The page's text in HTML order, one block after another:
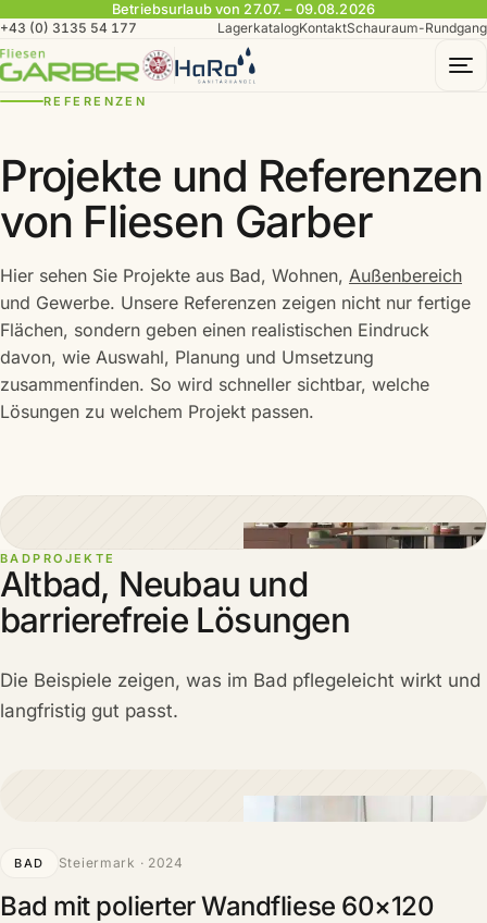
Betriebsurlaub von 27.07. – 09.08.2026
+43 (0) 3135 54 177
LagerkatalogKontaktSchauraum-Rundgang
REFERENZEN
Projekte und Referenzen
von Fliesen Garber
Hier sehen Sie Projekte aus Bad, Wohnen, Außenbereich
und Gewerbe. Unsere Referenzen zeigen nicht nur fertige
Flächen, sondern geben einen realistischen Eindruck
davon, wie Auswahl, Planung und Umsetzung
zusammenfinden. So wird schneller sichtbar, welche
Lösungen zu welchem Projekt passen.
BADPROJEKTE
Altbad, Neubau und
barrierefreie Lösungen
Die Beispiele zeigen, was im Bad pflegeleicht wirkt und
langfristig gut passt.
BAD Steiermark · 2024
Bad mit polierter Wandfliese 60×120